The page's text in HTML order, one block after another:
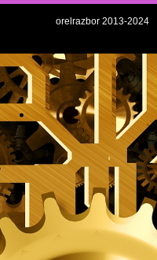
orelrazbor 2013-2024